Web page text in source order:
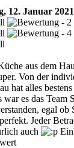
12. Januar
aus dem
Von der
hat alles
war es das Team
egal ob
Jeder
auch